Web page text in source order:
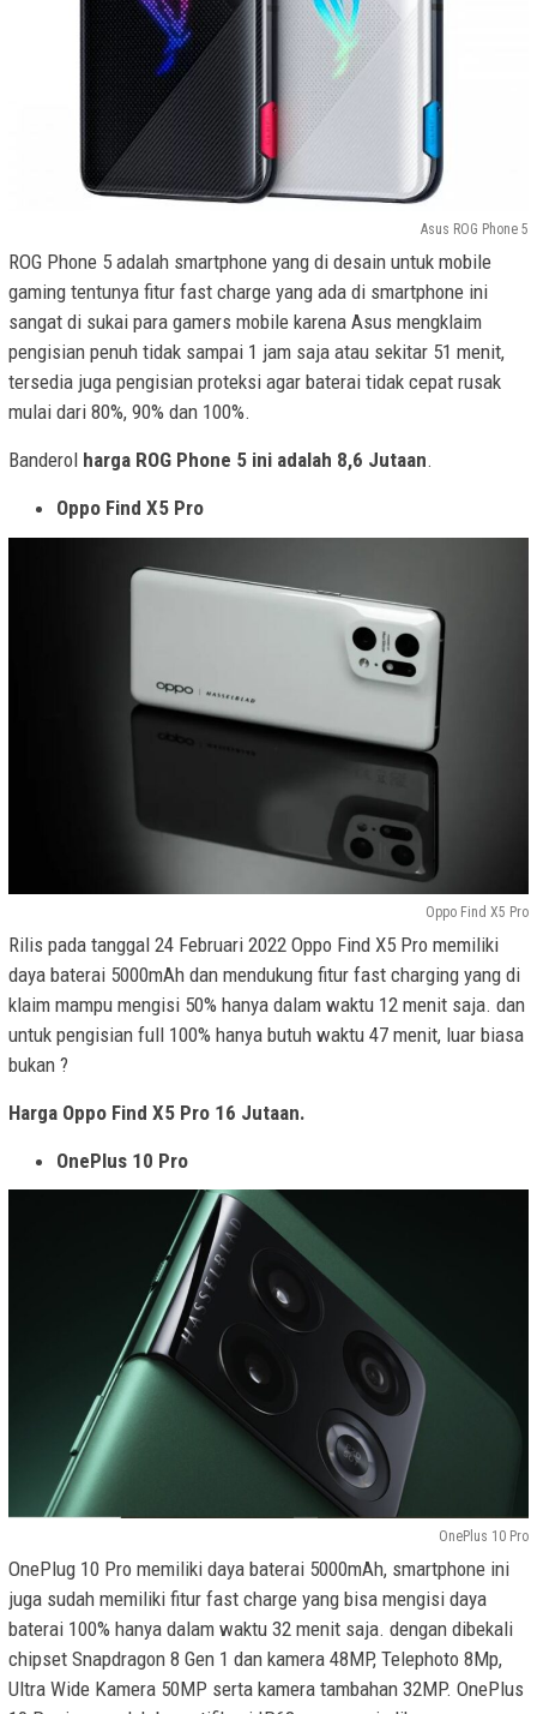
Asus ROG Phone 5
ROG Phone 5 adalah smartphone yang di desain untuk mobile
gaming tentunya fitur fast charge yang ada di smartphone ini
sangat di sukai para gamers mobile karena Asus mengklaim
pengisian penuh tidak sampai 1 jam saja atau sekitar 51 menit,
tersedia juga pengisian proteksi agar baterai tidak cepat rusak
mulai dari 80%, 90% dan 100%.
Banderol harga ROG Phone 5 ini adalah 8,6 Jutaan.
Oppo Find X5 Pro
Oppo Find X5 Pro
Rilis pada tanggal 24 Februari 2022 Oppo Find X5 Pro memiliki
daya baterai 5000mAh dan mendukung fitur fast charging yang di
klaim mampu mengisi 50% hanya dalam waktu 12 menit saja. dan
untuk pengisian full 100% hanya butuh waktu 47 menit, luar biasa
bukan ?
Harga Oppo Find X5 Pro 16 Jutaan.
OnePlus 10 Pro
OnePlus 10 Pro
OnePlug 10 Pro memiliki daya baterai 5000mAh, smartphone ini
juga sudah memiliki fitur fast charge yang bisa mengisi daya
baterai 100% hanya dalam waktu 32 menit saja. dengan dibekali
chipset Snapdragon 8 Gen 1 dan kamera 48MP, Telephoto 8Mp,
Ultra Wide Kamera 50MP serta kamera tambahan 32MP. OnePlus